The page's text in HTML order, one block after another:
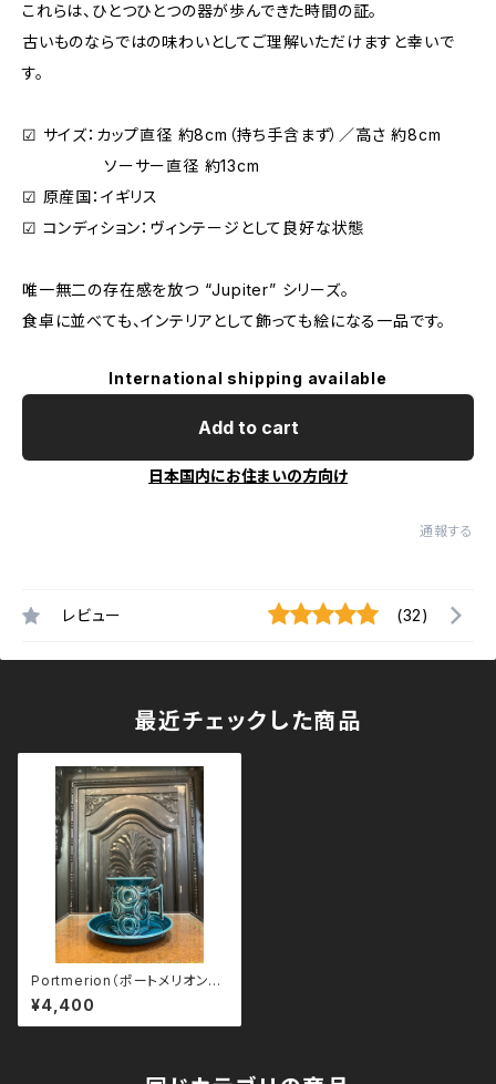
これらは、ひとつひとつの器が歩んできた時間の証。
古いものならではの味わいとしてご理解いただけますと幸いで
す。
☑︎ サイズ：カップ直径 約8cm（持ち手含まず）／高さ 約8cm
ソーサー直径 約13cm
☑︎ 原産国：イギリス
☑︎ コンディション：ヴィンテージとして良好な状態
唯一無二の存在感を放つ “Jupiter” シリーズ。
食卓に並べても、インテリアとして飾っても絵になる一品です。
International shipping available
Add to cart
日本国内にお住まいの方向け
通報する
レビュー (32)
最近チェックした商品
Portmerion（ポートメリオン）
“Jupiter” カップ＆ソーサー
¥4,400